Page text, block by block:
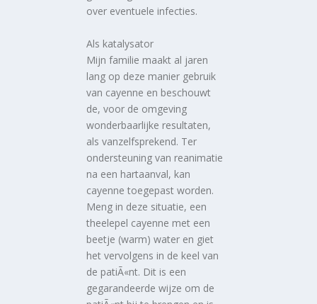
over eventuele infecties.
Als katalysator
Mijn familie maakt al jaren
lang op deze manier gebruik
van cayenne en beschouwt
de, voor de omgeving
wonderbaarlijke resultaten,
als vanzelfsprekend. Ter
ondersteuning van reanimatie
na een hartaanval, kan
cayenne toegepast worden.
Meng in deze situatie, een
theelepel cayenne met een
beetje (warm) water en giet
het vervolgens in de keel van
de patiÃ«nt. Dit is een
gegarandeerde wijze om de